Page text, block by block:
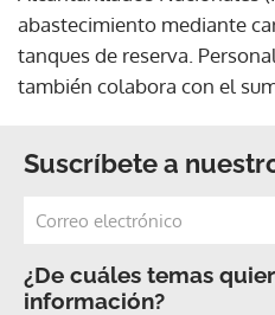
abastecimiento mediante
tanques de reserva.
también colabora con el
Suscríbete a
¿De cuáles temas
información?